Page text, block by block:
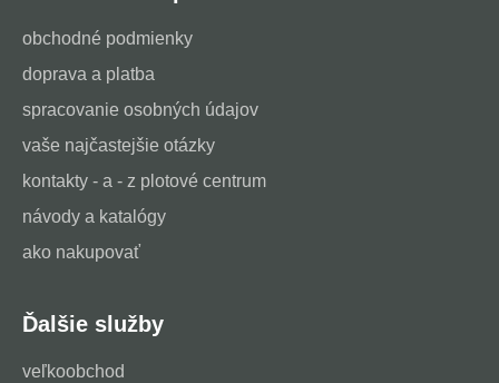
obchodné podmienky
doprava a platba
spracovanie osobných údajov
vaše najčastejšie otázky
kontakty - a - z plotové centrum
návody a katalógy
ako nakupovať
Ďalšie služby
veľkoobchod